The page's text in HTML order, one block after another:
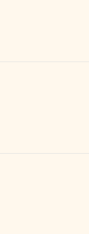
。
主旨是气死